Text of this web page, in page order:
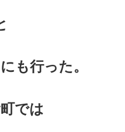
も行った。
では